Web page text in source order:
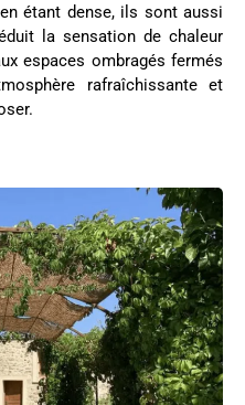
étant dense, ils sont aussi
la sensation de chaleur
espaces ombragés fermés
rafraîchissante et